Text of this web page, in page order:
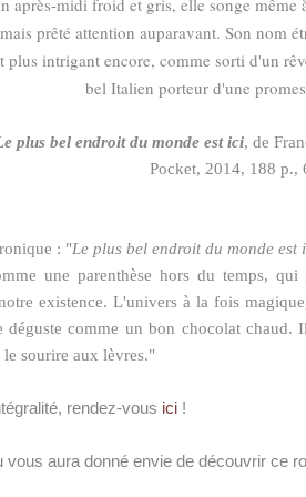
prêté attention auparavant. Son nom
intrigant encore, comme sorti d'un
bel Italien porteur d'une
plus bel endroit du monde est ici, de
Pocket, 2014, 188 p.,
: "Le plus bel endroit du monde est
une parenthèse hors du temps,
existence. L'univers à la fois
déguste comme un bon chocolat
sourire aux lèvres."
rendez-vous ici !
aura donné envie de découvrir ce